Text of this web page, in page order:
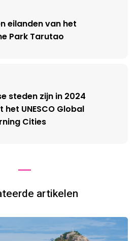
eilanden van het
Park Tarutao
steden zijn in 2024
UNESCO Global
Cities
artikelen